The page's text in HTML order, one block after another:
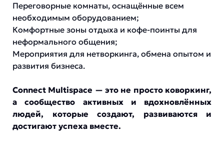
Переговорные комнаты, оснащённые всем
необходимым оборудованием;
Комфортные зоны отдыха и кофе-поинты для
неформального общения;
Мероприятия для нетворкинга, обмена опытом и
развития бизнеса.
Connect Multispace — это не просто коворкинг,
а сообщество активных и вдохновлённых
людей, которые создают, развиваются и
достигают успеха вместе.